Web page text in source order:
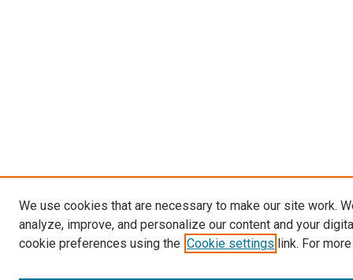
We use cookies that are necessary to make our site work.
analyze, improve, and personalize our content and your
cookie preferences using the Cookie settings link. For